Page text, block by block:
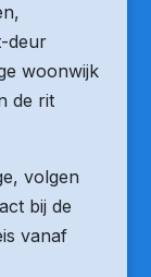
deur
woonwijk
de rit
volgen
bij de
vanaf